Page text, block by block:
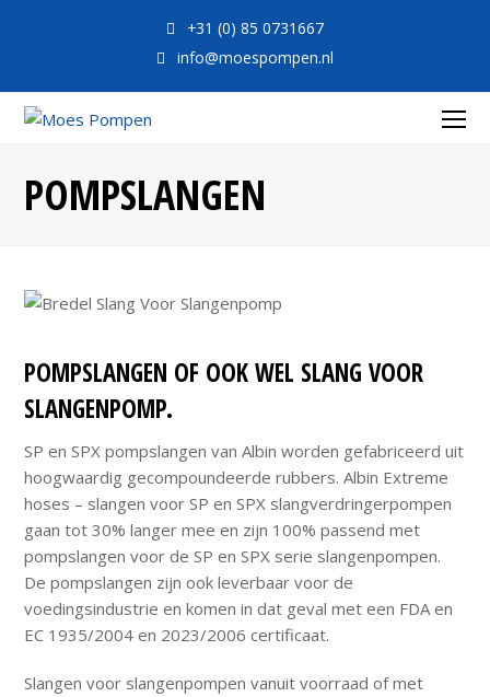
+31 (0) 85 0731667
info@moespompen.nl
POMPSLANGEN
POMPSLANGEN OF OOK WEL SLANG VOOR
SLANGENPOMP.
SP en SPX pompslangen van Albin worden gefabriceerd uit
hoogwaardig gecompoundeerde rubbers. Albin Extreme
hoses – slangen voor SP en SPX slangverdringerpompen
gaan tot 30% langer mee en zijn 100% passend met
pompslangen voor de SP en SPX serie slangenpompen.
De pompslangen zijn ook leverbaar voor de
voedingsindustrie en komen in dat geval met een FDA en
EC 1935/2004 en 2023/2006 certificaat.
Slangen voor slangenpompen vanuit voorraad of met